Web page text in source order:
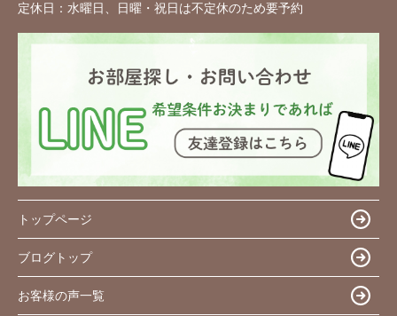
定休日： 水曜日、日曜・祝日は不定休のため要予約
トップページ
ブログトップ
お客様の声一覧